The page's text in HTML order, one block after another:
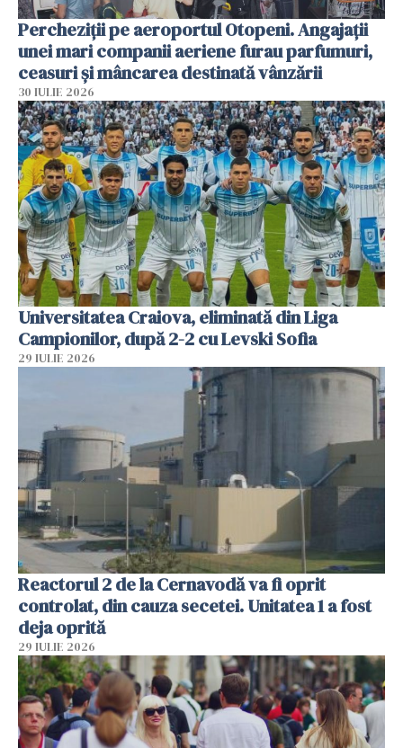
Percheziții pe aeroportul Otopeni. Angajații
unei mari companii aeriene furau parfumuri,
ceasuri și mâncarea destinată vânzării
30 IULIE 2026
Universitatea Craiova, eliminată din Liga
Campionilor, după 2-2 cu Levski Sofia
29 IULIE 2026
Reactorul 2 de la Cernavodă va fi oprit
controlat, din cauza secetei. Unitatea 1 a fost
deja oprită
29 IULIE 2026